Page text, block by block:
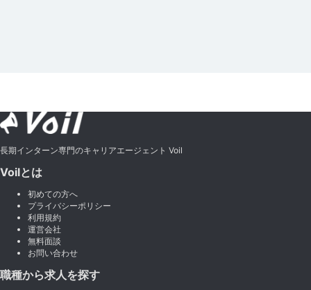
長期インターン専門のキャリアエージェント Voil
Voilとは
初めての方へ
プライバシーポリシー
利用規約
運営会社
無料面談
お問い合わせ
職種から求人を探す